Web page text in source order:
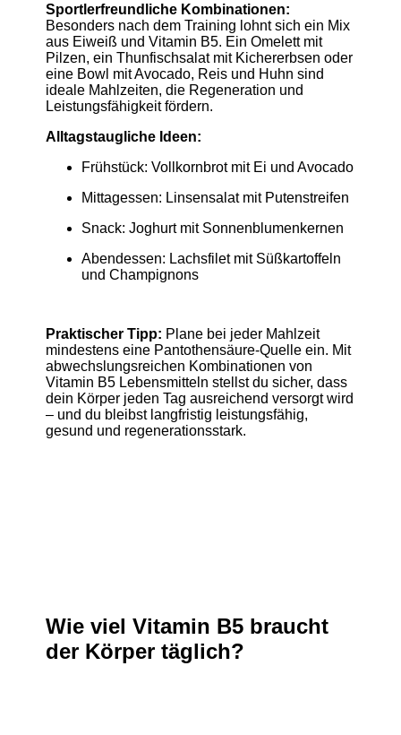
Sportlerfreundliche Kombinationen:
Besonders nach dem Training lohnt sich ein Mix
aus Eiweiß und Vitamin B5. Ein Omelett mit
Pilzen, ein Thunfischsalat mit Kichererbsen oder
eine Bowl mit Avocado, Reis und Huhn sind
ideale Mahlzeiten, die Regeneration und
Leistungsfähigkeit fördern.
Alltagstaugliche Ideen:
Frühstück: Vollkornbrot mit Ei und Avocado
Mittagessen: Linsensalat mit Putenstreifen
Snack: Joghurt mit Sonnenblumenkernen
Abendessen: Lachsfilet mit Süßkartoffeln
und Champignons
Praktischer Tipp: Plane bei jeder Mahlzeit
mindestens eine Pantothensäure-Quelle ein. Mit
abwechslungsreichen Kombinationen von
Vitamin B5 Lebensmitteln stellst du sicher, dass
dein Körper jeden Tag ausreichend versorgt wird
– und du bleibst langfristig leistungsfähig,
gesund und regenerationsstark.
Wie viel Vitamin B5 braucht
der Körper täglich?